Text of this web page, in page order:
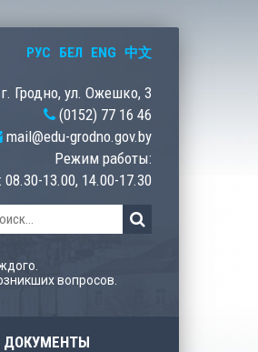
РУС БЕЛ ENG 中文
г. Гродно, ул. Ожешко, 3
(0152) 77 16 46
mail@edu-grodno.gov.by
Режим работы:
13.00, 14.00-17.30
вопросов.
ДОКУМЕНТЫ